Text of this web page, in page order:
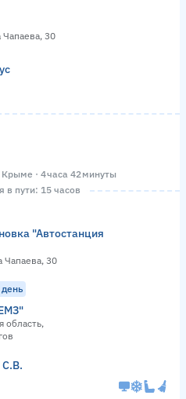
30
· 4 часа 42 минуты
пути: 15 часов
"Автостанция
Чапаева, 30
область,
С.В.